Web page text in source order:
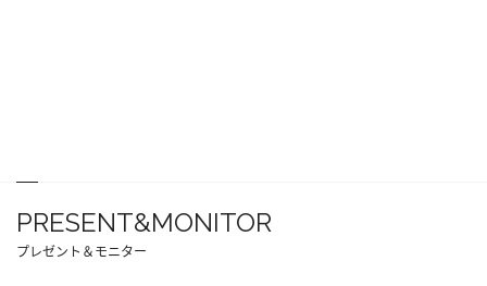
PRESENT&MONITOR
プレゼント＆モニター